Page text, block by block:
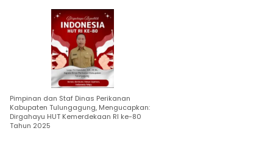
Pimpinan dan Staf Dinas Perikanan
Kabupaten Tulungagung, Mengucapkan:
Dirgahayu HUT Kemerdekaan RI ke-80
Tahun 2025